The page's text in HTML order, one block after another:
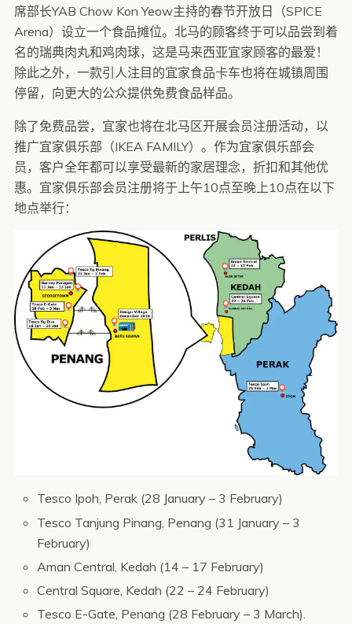
席部长YAB Chow Kon Yeow主持的春节开放日（SPICE
Arena）设立一个食品摊位。北马的顾客终于可以品尝到着
名的瑞典肉丸和鸡肉球，这是马来西亚宜家顾客的最爱！
除此之外，一款引人注目的宜家食品卡车也将在城镇周围
停留，向更大的公众提供免费食品样品。
除了免费品尝，宜家也将在北马区开展会员注册活动，以
推广宜家俱乐部（IKEA FAMILY）。作为宜家俱乐部会
员，客户全年都可以享受最新的家居理念，折扣和其他优
惠。宜家俱乐部会员注册将于上午10点至晚上10点在以下
地点举行：
Tesco Ipoh, Perak (28 January – 3 February)
Tesco Tanjung Pinang, Penang (31 January – 3
February)
Aman Central, Kedah (14 – 17 February)
Central Square, Kedah (22 – 24 February)
Tesco E-Gate, Penang (28 February – 3 March).